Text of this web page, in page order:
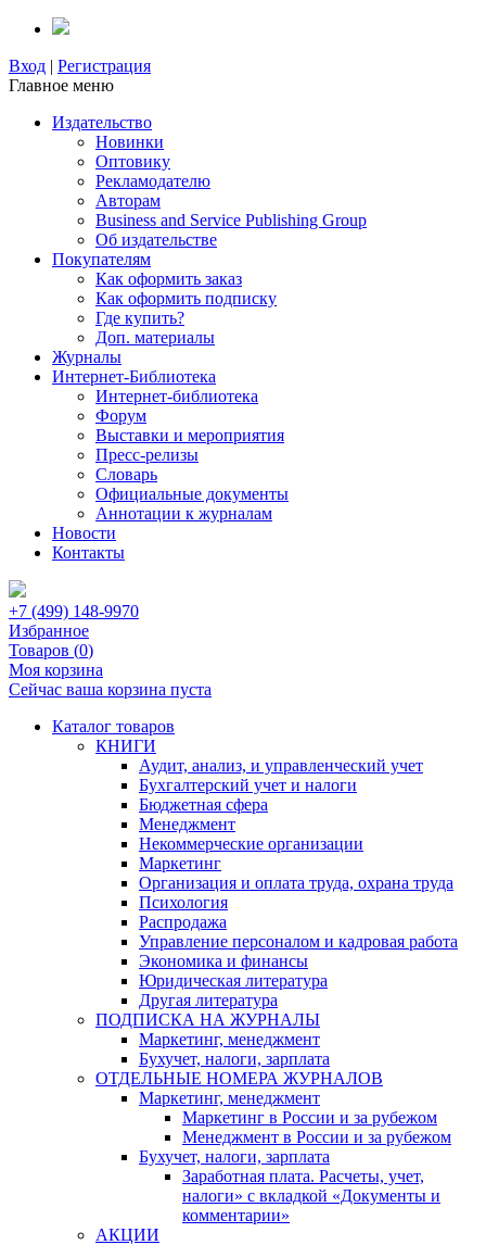
Вход | Регистрация
Главное меню
Издательство
Новинки
Оптовику
Рекламодателю
Авторам
Business and Service Publishing Group
Об издательстве
Покупателям
Как оформить заказ
Как оформить подписку
Где купить?
Доп. материалы
Журналы
Интернет-Библиотека
Интернет-библиотека
Форум
Выставки и мероприятия
Пресс-релизы
Словарь
Официальные документы
Аннотации к журналам
Новости
Контакты
+7 (499) 148-9970
Избранное
Товаров (0)
Моя корзина
Сейчас ваша корзина пуста
Каталог товаров
КНИГИ
Аудит, анализ, и управленческий учет
Бухгалтерский учет и налоги
Бюджетная сфера
Менеджмент
Некоммерческие организации
Маркетинг
Организация и оплата труда, охрана труда
Психология
Распродажа
Управление персоналом и кадровая работа
Экономика и финансы
Юридическая литература
Другая литература
ПОДПИСКА НА ЖУРНАЛЫ
Маркетинг, менеджмент
Бухучет, налоги, зарплата
ОТДЕЛЬНЫЕ НОМЕРА ЖУРНАЛОВ
Маркетинг, менеджмент
Маркетинг в России и за рубежом
Менеджмент в России и за рубежом
Бухучет, налоги, зарплата
Заработная плата. Расчеты, учет,
налоги» с вкладкой «Документы и
комментарии»
АКЦИИ